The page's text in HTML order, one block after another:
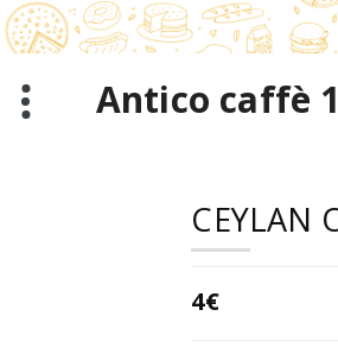
跳
至
正
Antico caffè
CEYLAN
4€